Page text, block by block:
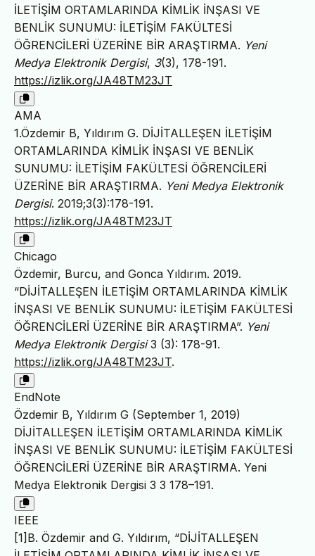
İLETİŞİM ORTAMLARINDA KİMLİK İNŞASI VE
BENLİK SUNUMU: İLETİŞİM FAKÜLTESİ
ÖĞRENCİLERİ ÜZERİNE BİR ARAŞTIRMA. Yeni
Medya Elektronik Dergisi, 3(3), 178-191.
https://izlik.org/JA48TM23JT
AMA
1.Özdemir B, Yıldırım G. DİJİTALLEŞEN İLETİŞİM
ORTAMLARINDA KİMLİK İNŞASI VE BENLİK
SUNUMU: İLETİŞİM FAKÜLTESİ ÖĞRENCİLERİ
ÜZERİNE BİR ARAŞTIRMA. Yeni Medya Elektronik
Dergisi. 2019;3(3):178-191.
https://izlik.org/JA48TM23JT
Chicago
Özdemir, Burcu, and Gonca Yıldırım. 2019.
“DİJİTALLEŞEN İLETİŞİM ORTAMLARINDA KİMLİK
İNŞASI VE BENLİK SUNUMU: İLETİŞİM FAKÜLTESİ
ÖĞRENCİLERİ ÜZERİNE BİR ARAŞTIRMA”. Yeni
Medya Elektronik Dergisi3 (3): 178-91.
https://izlik.org/JA48TM23JT.
EndNote
Özdemir B, Yıldırım G (September 1, 2019)
DİJİTALLEŞEN İLETİŞİM ORTAMLARINDA KİMLİK
İNŞASI VE BENLİK SUNUMU: İLETİŞİM FAKÜLTESİ
ÖĞRENCİLERİ ÜZERİNE BİR ARAŞTIRMA. Yeni
Medya Elektronik Dergisi 3 3 178–191.
IEEE
[1]B. Özdemir and G. Yıldırım, “DİJİTALLEŞEN